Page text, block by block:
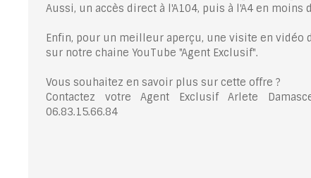
Aussi, un accès direct à l'A104, puis à l'A4 en moins
Enfin, pour un meilleur aperçu, une visite en vidéo
sur notre chaine YouTube "Agent Exclusif".
Vous souhaitez en savoir plus sur cette offre ?
Contactez votre Agent Exclusif Arlete
06.83.15.66.84